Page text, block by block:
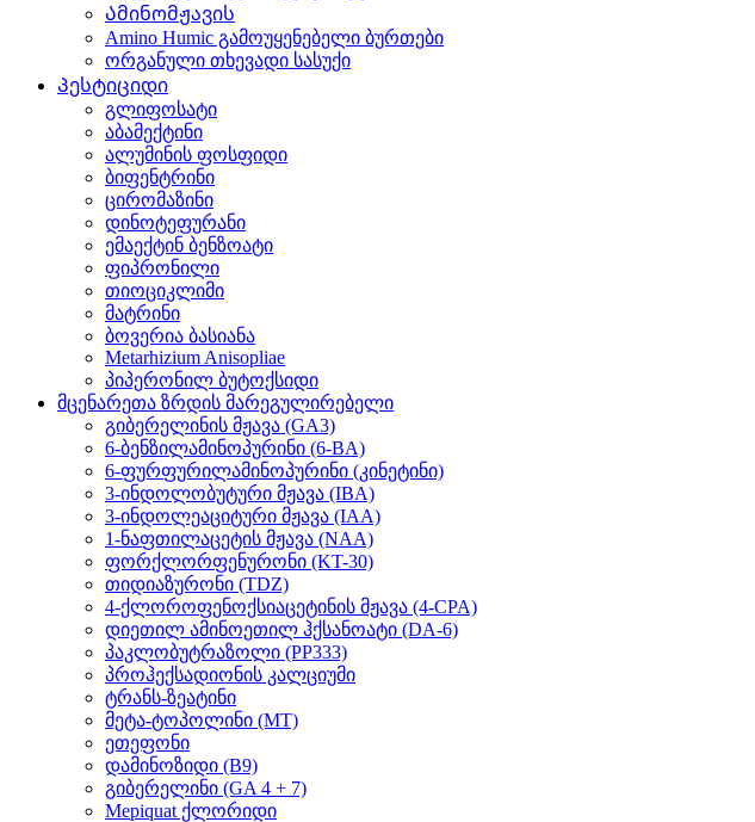
Ამინომჟავის
Amino Humic გამოუყენებელი ბურთები
ორგანული თხევადი სასუქი
Პესტიციდი
გლიფოსატი
აბამექტინი
ალუმინის ფოსფიდი
ბიფენტრინი
ცირომაზინი
დინოტეფურანი
ემაექტინ ბენზოატი
ფიპრონილი
თიოციკლიმი
მატრინი
ბოვერია ბასიანა
Metarhizium Anisopliae
პიპერონილ ბუტოქსიდი
მცენარეთა ზრდის მარეგულირებელი
გიბერელინის მჟავა (GA3)
6-ბენზილამინოპურინი (6-BA)
6-ფურფურილამინოპურინი (კინეტინი)
3-ინდოლობუტური მჟავა (IBA)
3-ინდოლეაციტური მჟავა (IAA)
1-ნაფთილაცეტის მჟავა (NAA)
ფორქლორფენურონი (KT-30)
თიდიაზურონი (TDZ)
4-ქლოროფენოქსიაცეტინის მჟავა (4-CPA)
დიეთილ ამინოეთილ ჰქსანოატი (DA-6)
პაკლობუტრაზოლი (PP333)
პროჰექსადიონის კალციუმი
ტრანს-ზეატინი
მეტა-ტოპოლინი (MT)
ეთეფონი
დამინოზიდი (B9)
გიბერელინი (GA 4 + 7)
Mepiquat ქლორიდი